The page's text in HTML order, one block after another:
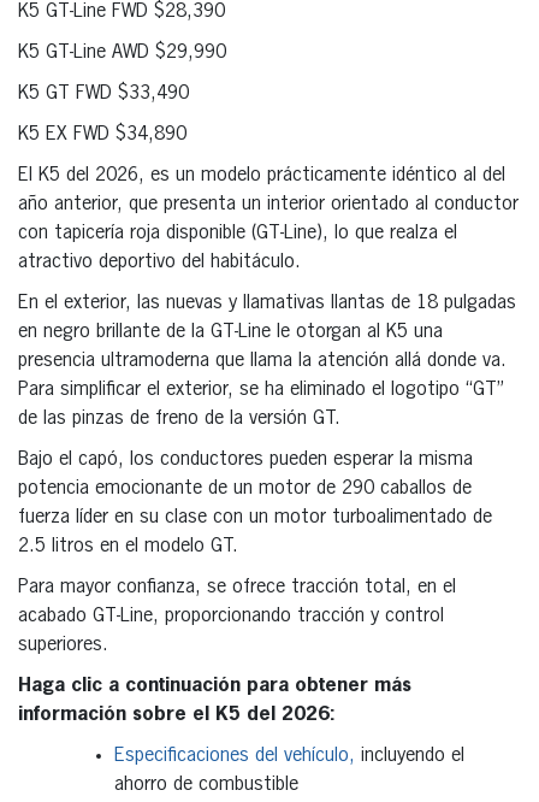
K5 GT-Line FWD $28,390
K5 GT-Line AWD $29,990
K5 GT FWD $33,490
K5 EX FWD $34,890
El K5 del 2026, es un modelo prácticamente idéntico al del
año anterior, que presenta un interior orientado al conductor
con tapicería roja disponible (GT-Line), lo que realza el
atractivo deportivo del habitáculo.
En el exterior, las nuevas y llamativas llantas de 18 pulgadas
en negro brillante de la GT-Line le otorgan al K5 una
presencia ultramoderna que llama la atención allá donde va.
Para simplificar el exterior, se ha eliminado el logotipo “GT”
de las pinzas de freno de la versión GT.
Bajo el capó, los conductores pueden esperar la misma
potencia emocionante de un motor de 290 caballos de
fuerza líder en su clase con un motor turboalimentado de
2.5 litros en el modelo GT.
Para mayor confianza, se ofrece tracción total, en el
acabado GT-Line, proporcionando tracción y control
superiores.
Haga clic a continuación para obtener más
información sobre el K5 del 2026:
Especificaciones del vehículo, incluyendo el
ahorro de combustible